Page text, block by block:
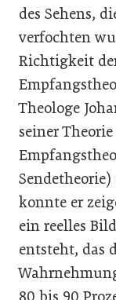
des Sehens,
verfochten
Richtigkeit
Theologe
seiner
konnte er
ein reelles
entsteht, das